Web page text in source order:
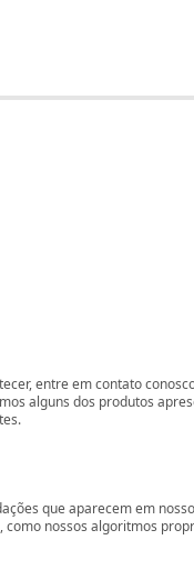
entre em contato
alguns dos produtos
que aparecem em
como nossos algoritmos